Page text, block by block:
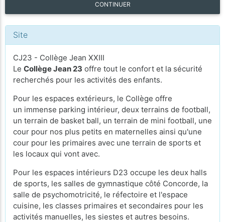
CONTINUER
Site
CJ23 - Collège Jean XXIII
Le Collège Jean 23 offre tout le confort et la sécurité
recherchés pour les activités des enfants.
Pour les espaces extérieurs, le Collège offre
un immense parking intérieur, deux terrains de football,
un terrain de basket ball, un terrain de mini football, une
cour pour nos plus petits en maternelles ainsi qu'une
cour pour les primaires avec une terrain de sports et
les locaux qui vont avec.
Pour les espaces intérieurs D23 occupe les deux halls
de sports, les salles de gymnastique côté Concorde, la
salle de psychomotricité, le réfectoire et l'espace
cuisine, les classes primaires et secondaires pour les
activités manuelles, les siestes et autres besoins.